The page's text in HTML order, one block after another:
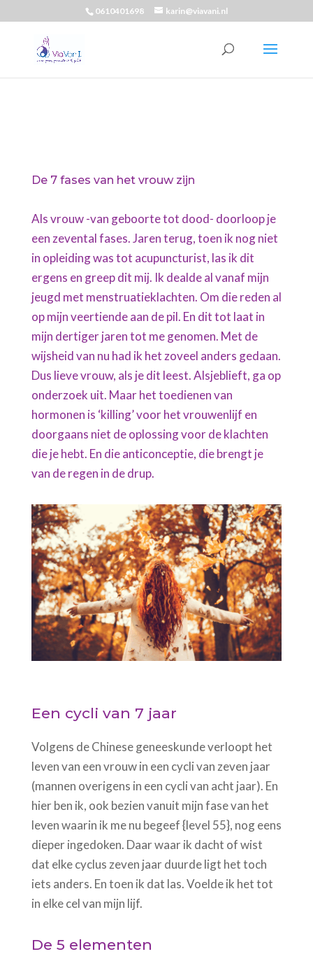
0610401698 karin@viavani.nl
De 7 fases van het vrouw zijn
Als vrouw -van geboorte tot dood- doorloop je
een zevental fases. Jaren terug, toen ik nog niet
in opleiding was tot acupuncturist, las ik dit
ergens en greep dit mij. Ik dealde al vanaf mijn
jeugd met menstruatieklachten. Om die reden al
op mijn veertiende aan de pil. En dit tot laat in
mijn dertiger jaren tot me genomen. Met de
wijsheid van nu had ik het zoveel anders gedaan.
Dus lieve vrouw, als je dit leest. Alsjeblieft, ga op
onderzoek uit. Maar het toedienen van
hormonen is ‘killing’ voor het vrouwenlijf en
doorgaans niet de oplossing voor de klachten
die je hebt. En die anticonceptie, die brengt je
van de regen in de drup.
Een cycli van 7 jaar
Volgens de Chinese geneeskunde verloopt het
leven van een vrouw in een cycli van zeven jaar
(mannen overigens in een cycli van acht jaar). En
hier ben ik, ook bezien vanuit mijn fase van het
leven waarin ik me nu begeef {level 55}, nog eens
dieper ingedoken. Daar waar ik dacht of wist
dat elke cyclus zeven jaar duurde ligt het toch
iets anders. En toen ik dat las. Voelde ik het tot
in elke cel van mijn lijf.
De 5 elementen